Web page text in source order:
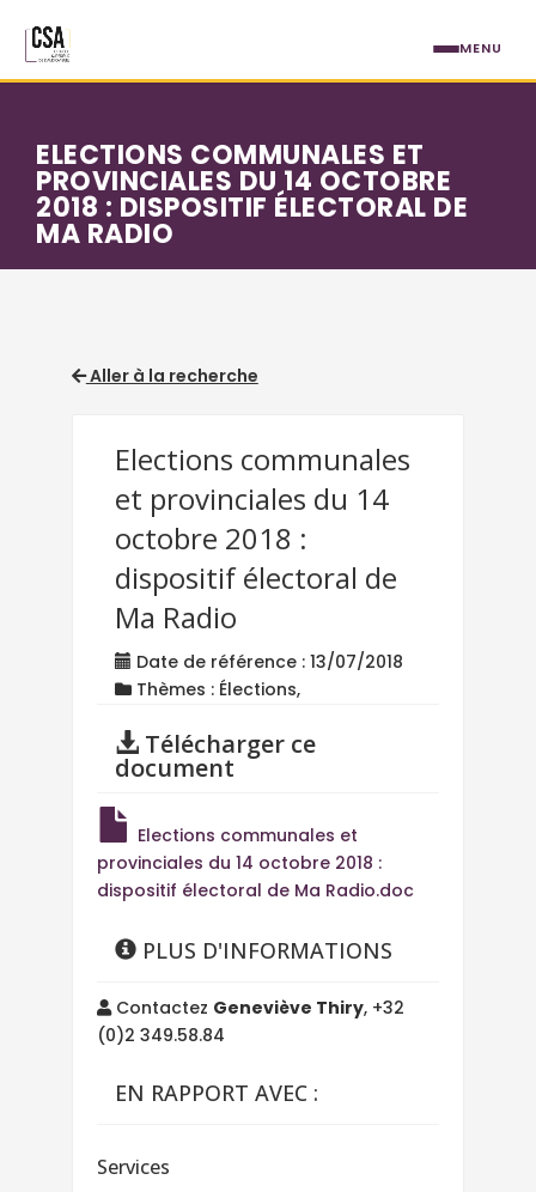
ELECTIONS COMMUNALES ET
PROVINCIALES DU 14 OCTOBRE
2018 : DISPOSITIF ÉLECTORAL DE
MA RADIO
Aller à la recherche
Elections communales
et provinciales du 14
octobre 2018 :
dispositif électoral de
Ma Radio
Date de référence : 13/07/2018
Thèmes : Élections,
Télécharger ce
document
Elections communales et
provinciales du 14 octobre 2018 :
dispositif électoral de Ma Radio.doc
PLUS D'INFORMATIONS
Contactez Geneviève Thiry, +32
(0)2 349.58.84
EN RAPPORT AVEC :
Services
MENU